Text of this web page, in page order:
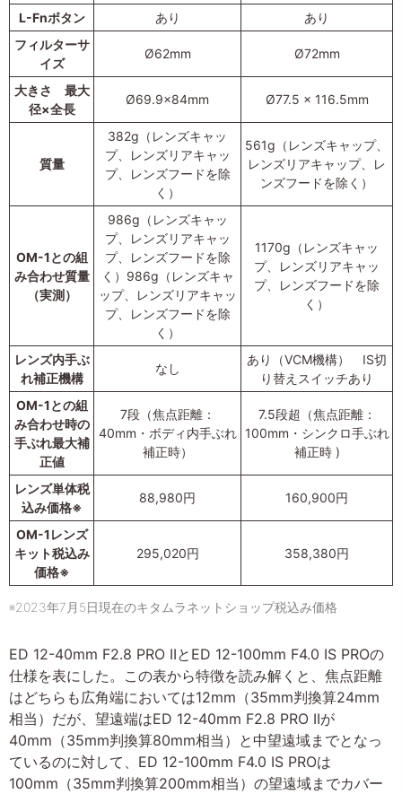
L-Fnボタン あり
あり
フィルターサ
イズ
Ø62mm Ø72mm
大きさ 最大
径×全長
Ø69.9×84mm Ø77.5 x 116.5mm
質量
382g（レンズキャッ
プ、レンズリアキャッ
プ、レンズフードを除
く）
561g（レンズキャップ、
レンズリアキャップ、レ
ンズフードを除く）
OM-1との組
み合わせ質量
（実測）
986g（レンズキャッ
プ、レンズリアキャッ
プ、レンズフードを除
く）986g（レンズキャ
ップ、レンズリアキャッ
プ、レンズフードを除
く）
1170g（レンズキャッ
プ、レンズリアキャッ
プ、レンズフードを除
く）
レンズ内手ぶ
れ補正機構
なし
あり（VCM機構） IS切
り替えスイッチあり
OM-1との組
み合わせ時の
手ぶれ最大補
正値
7段（焦点距離：
40mm・ボディ内手ぶれ
補正時）
7.5段超（焦点距離：
100mm・シンクロ手ぶれ
補正時 )
レンズ単体税
込み価格※
88,980円 160,900円
OM-1レンズ
キット税込み
価格※
295,020円 358,380円
※2023年7月5日現在のキタムラネットショップ税込み価格
ED 12-40mm F2.8 PRO IIとED 12-100mm F4.0 IS PROの
仕様を表にした。この表から特徴を読み解くと、焦点距離
はどちらも広角端においては12mm（35mm判換算24mm
相当）だが、望遠端はED 12-40mm F2.8 PRO IIが
40mm（35mm判換算80mm相当）と中望遠域までとなっ
ているのに対して、ED 12-100mm F4.0 IS PROは
100mm（35mm判換算200mm相当）の望遠域までカバー